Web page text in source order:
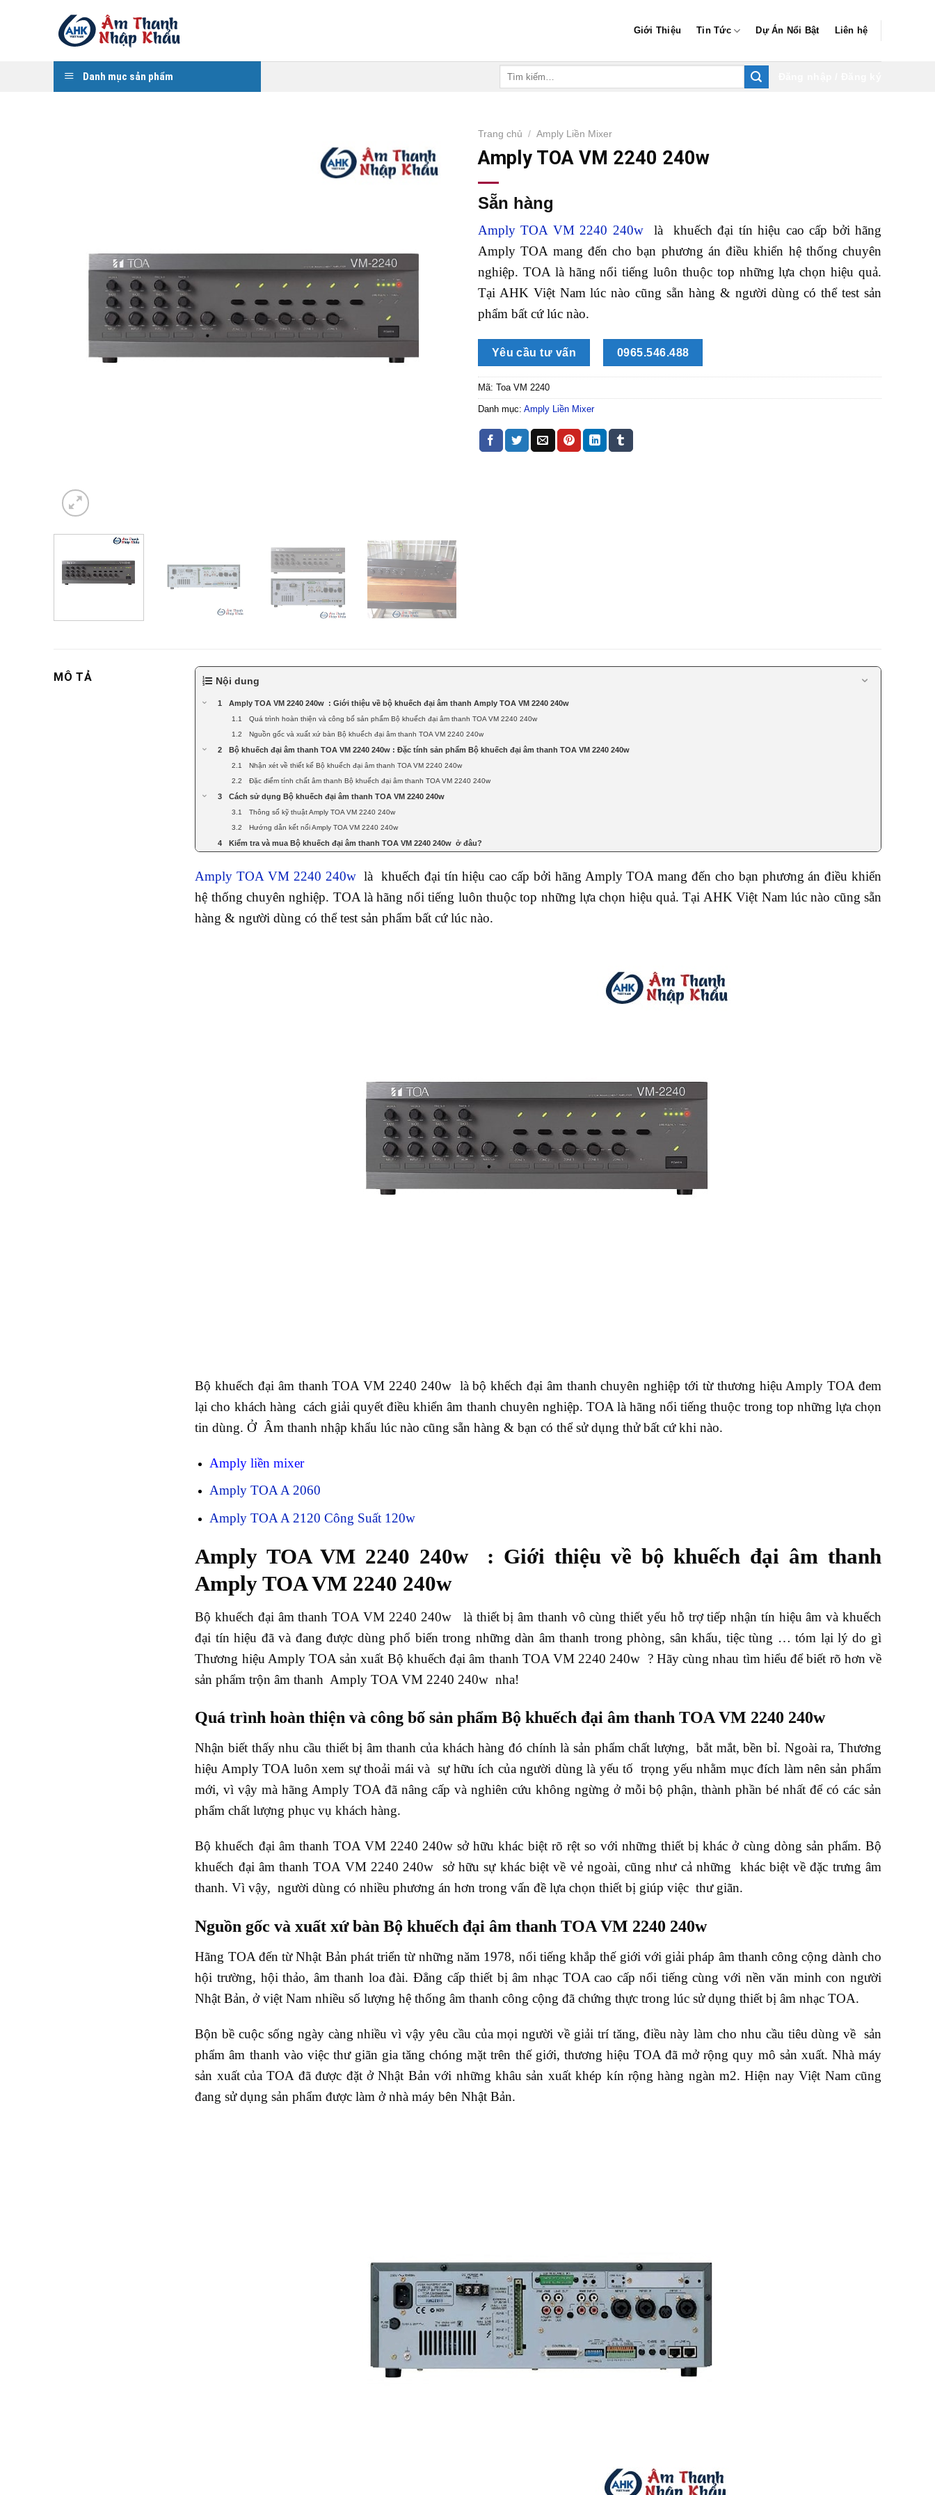
Giới Thiệu Tin Tức Dự Án Nổi Bật Liên hệ
Danh mục sản phẩm
Trang chủ / Amply Liền Mixer
Amply TOA VM 2240 240w
Sẵn hàng
Amply TOA VM 2240 240wlà khuếch đại tín hiệu cao cấp bởi hãng
Amply TOA mang đến cho bạn phương án điều khiển hệ thống chuyên
nghiệp. TOA là hãng nổi tiếng luôn thuộc top những lựa chọn hiệu quả.
Tại AHK Việt Nam lúc nào cũng sẵn hàng & người dùng có thể test sản
phẩm bất cứ lúc nào.
Yêu cầu tư vấn 0965.546.488
Mã: Toa VM 2240
Danh mục: Amply Liền Mixer
MÔ TẢ Nội dung
Amply TOA VM 2240 240w : Giới thiệu về bộ khuếch đại âm thanh Amply TOA VM 2240 240w
Quá trình hoàn thiện và công bố sản phẩm Bộ khuếch đại âm thanh TOA VM 2240 240w
Nguồn gốc và xuất xứ bàn Bộ khuếch đại âm thanh TOA VM 2240 240w
Bộ khuếch đại âm thanh TOA VM 2240 240w : Đặc tính sản phẩm Bộ khuếch đại âm thanh TOA VM 2240 240w
Nhận xét về thiết kế Bộ khuếch đại âm thanh TOA VM 2240 240w
Đặc điểm tính chất âm thanh Bộ khuếch đại âm thanh TOA VM 2240 240w
Cách sử dụng Bộ khuếch đại âm thanh TOA VM 2240 240w
Thông số kỹ thuật Amply TOA VM 2240 240w
Hướng dẫn kết nối Amply TOA VM 2240 240w
Kiểm tra và mua Bộ khuếch đại âm thanh TOA VM 2240 240w ở đâu?
Amply TOA VM 2240 240wlà khuếch đại tín hiệu cao cấp bởi hãng Amply TOA mang đến cho bạn phương án điều khiển
hệ thống chuyên nghiệp. TOA là hãng nổi tiếng luôn thuộc top những lựa chọn hiệu quả. Tại AHK Việt Nam lúc nào cũng sẵn
hàng & người dùng có thể test sản phẩm bất cứ lúc nào.
Bộ khuếch đại âm thanh TOA VM 2240 240w là bộ khếch đại âm thanh chuyên nghiệp tới từ thương hiệu Amply TOA đem
lại cho khách hàng cách giải quyết điều khiển âm thanh chuyên nghiệp. TOA là hãng nổi tiếng thuộc trong top những lựa chọn
tin dùng. Ở Âm thanh nhập khẩu lúc nào cũng sẵn hàng & bạn có thể sử dụng thử bất cứ khi nào.
Amply liền mixer
Amply TOA A 2060
Amply TOA A 2120 Công Suất 120w
Amply TOA VM 2240 240w : Giới thiệu về bộ khuếch đại âm thanh
Amply TOA VM 2240 240w
Bộ khuếch đại âm thanh TOA VM 2240 240w là thiết bị âm thanh vô cùng thiết yếu hỗ trợ tiếp nhận tín hiệu âm và khuếch
đại tín hiệu đã và đang được dùng phổ biến trong những dàn âm thanh trong phòng, sân khấu, tiệc tùng … tóm lại lý do gì
Thương hiệu Amply TOA sản xuất Bộ khuếch đại âm thanh TOA VM 2240 240w ? Hãy cùng nhau tìm hiểu để biết rõ hơn về
sản phẩm trộn âm thanh Amply TOA VM 2240 240w nha!
Quá trình hoàn thiện và công bố sản phẩm Bộ khuếch đại âm thanh TOA VM 2240 240w
Nhận biết thấy nhu cầu thiết bị âm thanh của khách hàng đó chính là sản phẩm chất lượng, bắt mắt, bền bỉ. Ngoài ra, Thương
hiệu Amply TOA luôn xem sự thoải mái và sự hữu ích của người dùng là yếu tố trọng yếu nhằm mục đích làm nên sản phẩm
mới, vì vậy mà hãng Amply TOA đã nâng cấp và nghiên cứu không ngừng ở mỗi bộ phận, thành phần bé nhất để có các sản
phẩm chất lượng phục vụ khách hàng.
Bộ khuếch đại âm thanh TOA VM 2240 240w sở hữu khác biệt rõ rệt so với những thiết bị khác ở cùng dòng sản phẩm. Bộ
khuếch đại âm thanh TOA VM 2240 240w sở hữu sự khác biệt về vẻ ngoài, cũng như cả những khác biệt về đặc trưng âm
thanh. Vì vậy, người dùng có nhiều phương án hơn trong vấn đề lựa chọn thiết bị giúp việc thư giãn.
Nguồn gốc và xuất xứ bàn Bộ khuếch đại âm thanh TOA VM 2240 240w
Hãng TOA đến từ Nhật Bản phát triển từ những năm 1978, nổi tiếng khắp thế giới với giải pháp âm thanh công cộng dành cho
hội trường, hội thảo, âm thanh loa đài. Đẳng cấp thiết bị âm nhạc TOA cao cấp nổi tiếng cùng với nền văn minh con người
Nhật Bản, ở việt Nam nhiều số lượng hệ thống âm thanh công cộng đã chứng thực trong lúc sử dụng thiết bị âm nhạc TOA.
Bộn bề cuộc sống ngày càng nhiều vì vậy yêu cầu của mọi người về giải trí tăng, điều này làm cho nhu cầu tiêu dùng về sản
phẩm âm thanh vào việc thư giãn gia tăng chóng mặt trên thế giới, thương hiệu TOA đã mở rộng quy mô sản xuất. Nhà máy
sản xuất của TOA đã được đặt ở Nhật Bản với những khâu sản xuất khép kín rộng hàng ngàn m2. Hiện nay Việt Nam cũng
đang sử dụng sản phẩm được làm ở nhà máy bên Nhật Bản.